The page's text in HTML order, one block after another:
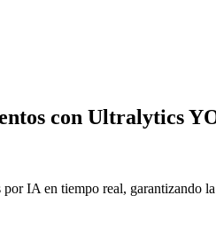
con Ultralytics
IA en tiempo real, garantizando